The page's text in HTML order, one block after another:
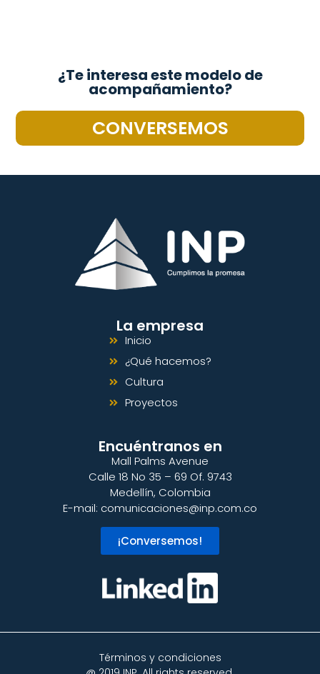
¿Te interesa este modelo de
acompañamiento?
CONVERSEMOS
La empresa
Inicio
¿Qué hacemos?
Cultura
Proyectos
Encuéntranos en
Mall Palms Avenue
Calle 18 No 35 – 69 Of. 9743
Medellín, Colombia
E-mail: comunicaciones@inp.com.co
¡Conversemos!
Términos y condiciones